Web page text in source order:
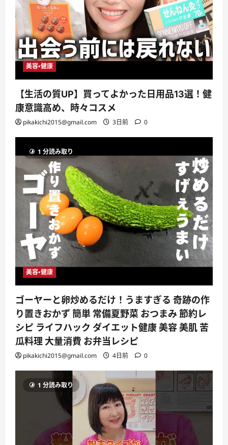
美容・健康
【生活の質UP】買ってよかった日用品13選！健
康意識高め、時々コスメ
pikakichi2015@gmail.com 3日前 0
1 分読み取り
美容・健康
ゴーヤーと卵炒めるだけ！うますぎる 奇跡の作
り置きおかず 簡単 常備夏野菜 おつまみ 節約レ
シピ ライフハック ダイエット健康 美容 美肌 苦
瓜料理 大量消費 お弁当レシピ
pikakichi2015@gmail.com 4日前 0
1 分読み取り